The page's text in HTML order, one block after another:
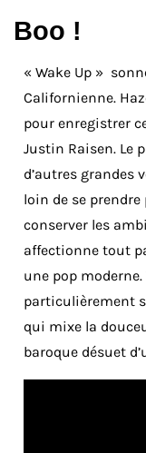
Boo !
« Wake Up »
Californienne.
pour enregistrer
Justin Raisen. Le
d’autres grandes
loin de se
conserver les
affectionne tout
une pop
particulièrement
qui mixe la
baroque désuet